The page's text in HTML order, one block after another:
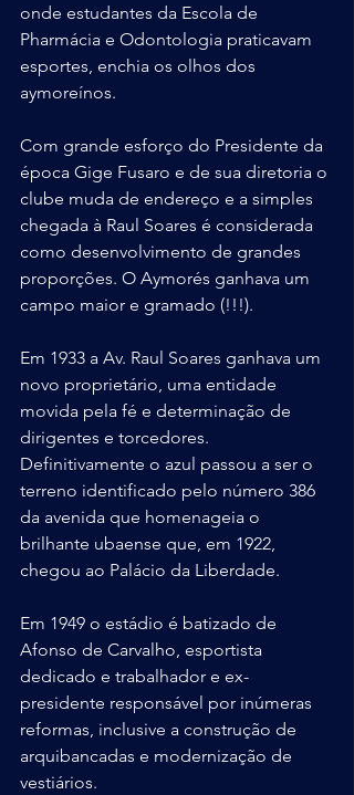
onde estudantes da Escola de
Pharmácia e Odontologia praticavam
esportes, enchia os olhos dos
aymoreínos.
Com grande esforço do Presidente da
época Gige Fusaro e de sua diretoria o
clube muda de endereço e a simples
chegada à Raul Soares é considerada
como desenvolvimento de grandes
proporções. O Aymorés ganhava um
campo maior e gramado (!!!).
Em 1933 a Av. Raul Soares ganhava um
novo proprietário, uma entidade
movida pela fé e determinação de
dirigentes e torcedores.
Definitivamente o azul passou a ser o
terreno identificado pelo número 386
da avenida que homenageia o
brilhante ubaense que, em 1922,
chegou ao Palácio da Liberdade.
Em 1949 o estádio é batizado de
Afonso de Carvalho, esportista
dedicado e trabalhador e ex-
presidente responsável por inúmeras
reformas, inclusive a construção de
arquibancadas e modernização de
vestiários.